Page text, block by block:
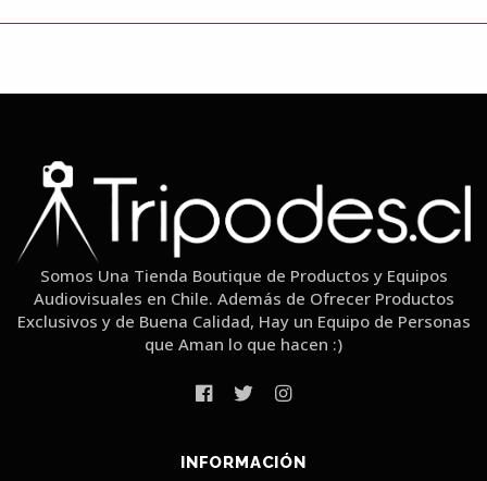
Somos Una Tienda Boutique de Productos y Equipos
Audiovisuales en Chile. Además de Ofrecer Productos
Exclusivos y de Buena Calidad, Hay un Equipo de Personas
que Aman lo que hacen :)
INFORMACIÓN